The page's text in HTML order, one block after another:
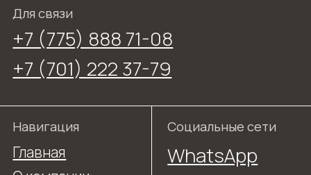
Адреса
Астана, ул. Туркестана 16/5
Алматы, ул. Аль-Фараби 41/6
Политика
конфиденциальности
Договор оферты